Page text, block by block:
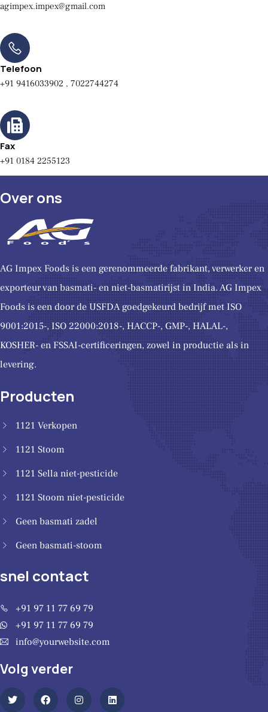
agimpex.impex@gmail.com
Telefoon
+91 9416033902 , 7022744274
Fax
+91 0184 2255123
Over ons
AG Impex Foods is een gerenommeerde fabrikant, verwerker en
exporteur van basmati- en niet-basmatirijst in India. AG Impex
Foods is een door de USFDA goedgekeurd bedrijf met ISO
9001:2015-, ISO 22000:2018-, HACCP-, GMP-, HALAL-,
KOSHER- en FSSAI-certificeringen, zowel in productie als in
levering.
Producten
1121 Verkopen
1121 Stoom
1121 Sella niet-pesticide
1121 Stoom niet-pesticide
Geen basmati zadel
Geen basmati-stoom
snel contact
+91 97 11 77 69 79
+91 97 11 77 69 79
info@yourwebsite.com
Volg verder